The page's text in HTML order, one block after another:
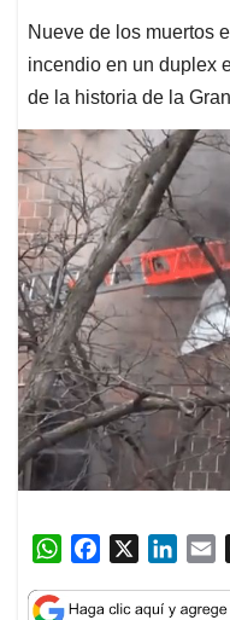
Nueve de los muertos
incendio en un duplex
de la historia de la
W
a
c
n
a